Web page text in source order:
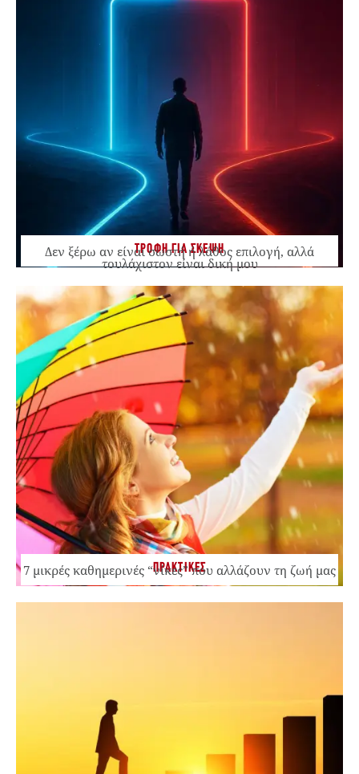
ΤΡΟΦΗ ΓΙΑ ΣΚΕΨΗ
Δεν ξέρω αν είναι σωστή ή λάθος επιλογή, αλλά
τουλάχιστον είναι δική μου
ΠΡΑΚΤΙΚΕΣ
7 μικρές καθημερινές “νίκες” που αλλάζουν τη ζωή μας